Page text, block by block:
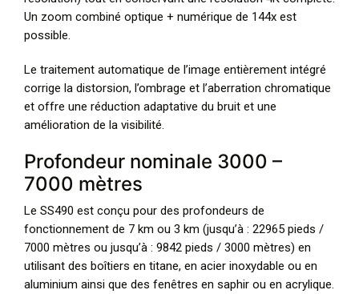
Un zoom combiné optique + numérique de 144x est
possible.
Le traitement automatique de l’image entièrement intégré
corrige la distorsion, l’ombrage et l’aberration chromatique
et offre une réduction adaptative du bruit et une
amélioration de la visibilité.
Profondeur nominale 3000 –
7000 mètres
Le SS490 est conçu pour des profondeurs de
fonctionnement de 7 km ou 3 km (jusqu’à : 22965 pieds /
7000 mètres ou jusqu’à : 9842 pieds / 3000 mètres) en
utilisant des boîtiers en titane, en acier inoxydable ou en
aluminium ainsi que des fenêtres en saphir ou en acrylique.